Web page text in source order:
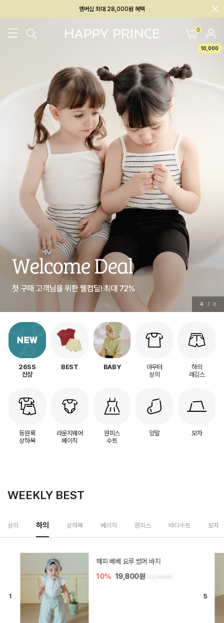
회원전용 아울렛, 가입하면 ~60% 할인!
0
10,000
5 / 6
26SS
신상
BEST BABY
아우터
상의
하의
레깅스
등원룩
상하복
라운지웨어
베이직
원피스
수트
양말 모자
WEEKLY BEST
상의 하의 상하복 베이직 원피스 바디수트 모자
[SIZE ~6Y] 델린 린넨 바지
10% 21,600원 24,000원